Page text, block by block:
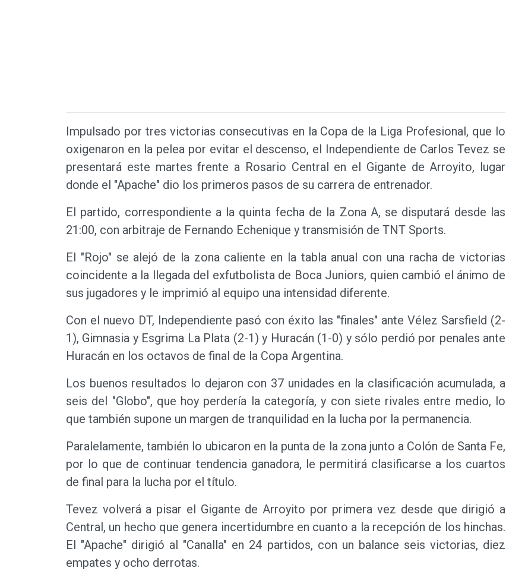
Impulsado por tres victorias consecutivas en la Copa de la Liga Profesional, que lo
oxigenaron en la pelea por evitar el descenso, el Independiente de Carlos Tevez se
presentará este martes frente a Rosario Central en el Gigante de Arroyito, lugar
donde el "Apache" dio los primeros pasos de su carrera de entrenador.
El partido, correspondiente a la quinta fecha de la Zona A, se disputará desde las
21:00, con arbitraje de Fernando Echenique y transmisión de TNT Sports.
El "Rojo" se alejó de la zona caliente en la tabla anual con una racha de victorias
coincidente a la llegada del exfutbolista de Boca Juniors, quien cambió el ánimo de
sus jugadores y le imprimió al equipo una intensidad diferente.
Con el nuevo DT, Independiente pasó con éxito las "finales" ante Vélez Sarsfield (2-
1), Gimnasia y Esgrima La Plata (2-1) y Huracán (1-0) y sólo perdió por penales ante
Huracán en los octavos de final de la Copa Argentina.
Los buenos resultados lo dejaron con 37 unidades en la clasificación acumulada, a
seis del "Globo", que hoy perdería la categoría, y con siete rivales entre medio, lo
que también supone un margen de tranquilidad en la lucha por la permanencia.
Paralelamente, también lo ubicaron en la punta de la zona junto a Colón de Santa Fe,
por lo que de continuar tendencia ganadora, le permitirá clasificarse a los cuartos
de final para la lucha por el título.
Tevez volverá a pisar el Gigante de Arroyito por primera vez desde que dirigió a
Central, un hecho que genera incertidumbre en cuanto a la recepción de los hinchas.
El "Apache" dirigió al "Canalla" en 24 partidos, con un balance seis victorias, diez
empates y ocho derrotas.